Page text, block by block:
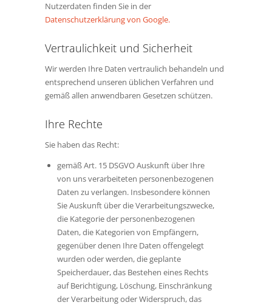
Nutzerdaten finden Sie in der
Datenschutzerklärung von Google.
Vertraulichkeit und Sicherheit
Wir werden Ihre Daten vertraulich behandeln und
entsprechend unseren üblichen Verfahren und
gemäß allen anwendbaren Gesetzen schützen.
Ihre Rechte
Sie haben das Recht:
gemäß Art. 15 DSGVO Auskunft über Ihre
von uns verarbeiteten personenbezogenen
Daten zu verlangen. Insbesondere können
Sie Auskunft über die Verarbeitungszwecke,
die Kategorie der personenbezogenen
Daten, die Kategorien von Empfängern,
gegenüber denen Ihre Daten offengelegt
wurden oder werden, die geplante
Speicherdauer, das Bestehen eines Rechts
auf Berichtigung, Löschung, Einschränkung
der Verarbeitung oder Widerspruch, das